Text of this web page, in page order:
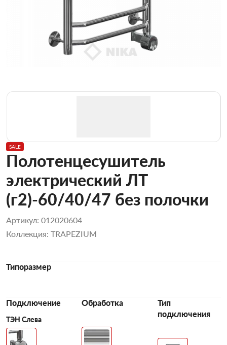
SALE
Полотенцесушитель
электрический ЛТ
(г2)-60/40/47 без полочки
Артикул: 012020604
Коллекция: TRAPEZIUM
Типоразмер
Подключение
ТЭН Слева
Обработка
Тип
подключения